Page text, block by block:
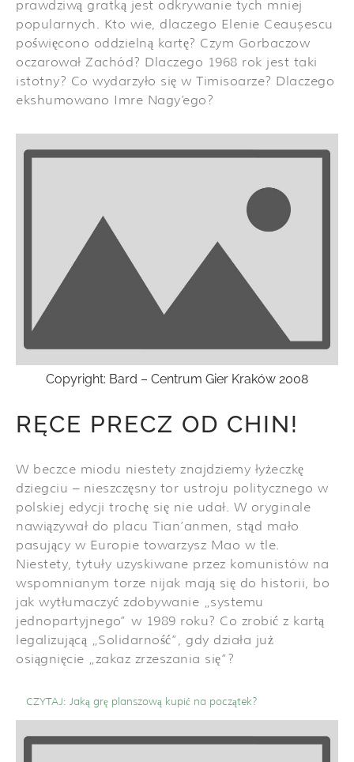
prawdziwą gratką jest odkrywanie tych mniej
popularnych. Kto wie, dlaczego Elenie Ceaușescu
poświęcono oddzielną kartę? Czym Gorbaczow
oczarował Zachód? Dlaczego 1968 rok jest taki
istotny? Co wydarzyło się w Timisoarze? Dlaczego
ekshumowano Imre Nagy’ego?
Copyright: Bard – Centrum Gier Kraków 2008
RĘCE PRECZ OD CHIN!
W beczce miodu niestety znajdziemy łyżeczkę
dziegciu – nieszczęsny tor ustroju politycznego w
polskiej edycji trochę się nie udał. W oryginale
nawiązywał do placu Tian’anmen, stąd mało
pasujący w Europie towarzysz Mao w tle.
Niestety, tytuły uzyskiwane przez komunistów na
wspomnianym torze nijak mają się do historii, bo
jak wytłumaczyć zdobywanie „systemu
jednopartyjnego” w 1989 roku? Co zrobić z kartą
legalizującą „Solidarność”, gdy działa już
osiągnięcie „zakaz zrzeszania się”?
CZYTAJ: Jaką grę planszową kupić na początek?